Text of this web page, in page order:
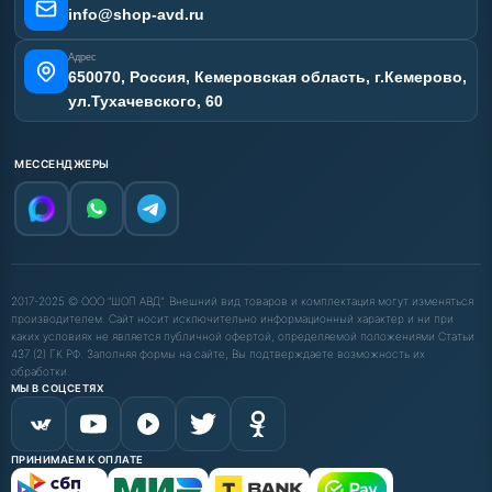
info@shop-avd.ru
Адрес
650070, Россия, Кемеровская область, г.Кемерово,
ул.Тухачевского, 60
МЕССЕНДЖЕРЫ
2017-2025 © ООО "ШОП АВД". Внешний вид товаров и комплектация могут изменяться
производителем. Сайт носит исключительно информационный характер и ни при
каких условиях не является публичной офертой, определяемой положениями Статьи
437 (2) ГК РФ. Заполняя формы на сайте, Вы подтверждаете возможность их
обработки.
МЫ В СОЦСЕТЯХ
ПРИНИМАЕМ К ОПЛАТЕ